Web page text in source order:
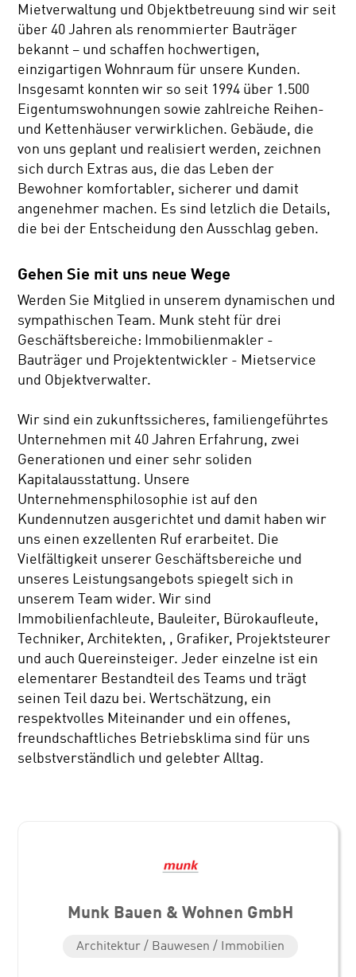
Mietverwaltung und Objektbetreuung sind wir seit
über 40 Jahren als renommierter Bauträger
bekannt – und schaffen hochwertigen,
einzigartigen Wohnraum für unsere Kunden.
Insgesamt konnten wir so seit 1994 über 1.500
Eigentumswohnungen sowie zahlreiche Reihen-
und Kettenhäuser verwirklichen. Gebäude, die
von uns geplant und realisiert werden, zeichnen
sich durch Extras aus, die das Leben der
Bewohner komfortabler, sicherer und damit
angenehmer machen. Es sind letzlich die Details,
die bei der Entscheidung den Ausschlag geben.
Gehen Sie mit uns neue Wege
Werden Sie Mitglied in unserem dynamischen und
sympathischen Team. Munk steht für drei
Geschäftsbereiche: Immobilienmakler -
Bauträger und Projektentwickler - Mietservice
und Objektverwalter.
Wir sind ein zukunftssicheres, familiengeführtes
Unternehmen mit 40 Jahren Erfahrung, zwei
Generationen und einer sehr soliden
Kapitalausstattung. Unsere
Unternehmensphilosophie ist auf den
Kundennutzen ausgerichtet und damit haben wir
uns einen exzellenten Ruf erarbeitet. Die
Vielfältigkeit unserer Geschäftsbereiche und
unseres Leistungsangebots spiegelt sich in
unserem Team wider. Wir sind
Immobilienfachleute, Bauleiter, Bürokaufleute,
Techniker, Architekten, , Grafiker, Projektsteurer
und auch Quereinsteiger. Jeder einzelne ist ein
elementarer Bestandteil des Teams und trägt
seinen Teil dazu bei. Wertschätzung, ein
respektvolles Miteinander und ein offenes,
freundschaftliches Betriebsklima sind für uns
selbstverständlich und gelebter Alltag.
Munk Bauen & Wohnen GmbH
Architektur / Bauwesen / Immobilien